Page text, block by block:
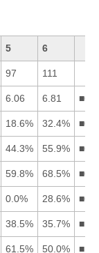
5 6
97 111
6.06 6.81
18.6% 32.4%
44.3% 55.9%
59.8% 68.5%
0.0% 28.6%
38.5% 35.7%
61.5% 50.0%